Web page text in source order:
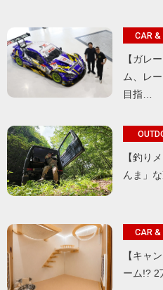
CAR &
【ガレ
ム、レ
目指…
【釣り
んま」
CAR &
【キャ
ーム!? 2